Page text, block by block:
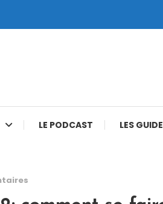
LE PODCAST LES